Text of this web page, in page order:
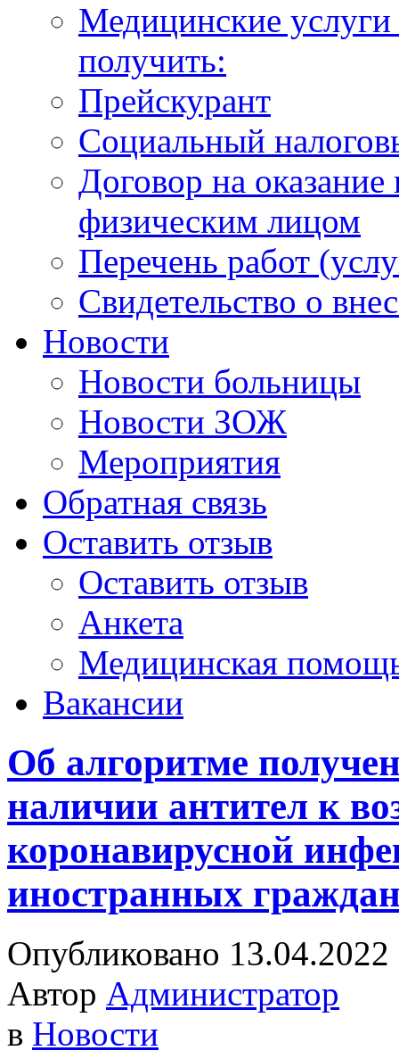
Медицинские
получить:
Прейскурант
Социальный
Договор на
физическим лицом
Перечень работ
Свидетельство о
Новости
Новости больницы
Новости ЗОЖ
Мероприятия
Обратная связь
Оставить отзыв
Оставить отзыв
Анкета
Медицинская
Вакансии
Об алгоритме
наличии антител к
коронавирусной
иностранных
Опубликовано 13.04.2022
Автор Администратор
в Новости